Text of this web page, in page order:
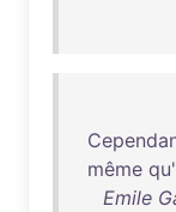
même
Emile